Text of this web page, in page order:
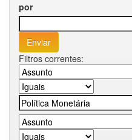
por
Filtros correntes: